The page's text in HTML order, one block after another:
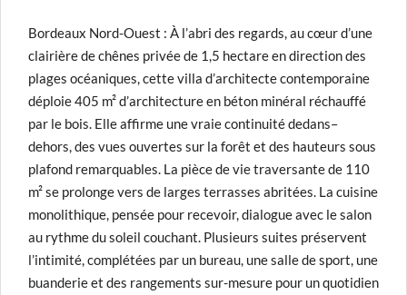
Bordeaux Nord-Ouest : À l’abri des regards, au cœur d’une
clairière de chênes privée de 1,5 hectare en direction des
plages océaniques, cette villa d’architecte contemporaine
déploie 405 m² d’architecture en béton minéral réchauffé
par le bois. Elle affirme une vraie continuité dedans–
dehors, des vues ouvertes sur la forêt et des hauteurs sous
plafond remarquables. La pièce de vie traversante de 110
m² se prolonge vers de larges terrasses abritées. La cuisine
monolithique, pensée pour recevoir, dialogue avec le salon
au rythme du soleil couchant. Plusieurs suites préservent
l’intimité, complétées par un bureau, une salle de sport, une
buanderie et des rangements sur-mesure pour un quotidien